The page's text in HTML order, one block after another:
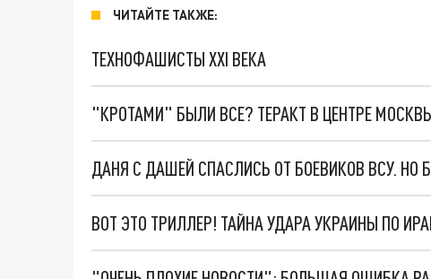
ЧИТАЙТЕ ТАКЖЕ:
ТЕХНОФАШИСТЫ XXI ВЕКА
"КРОТАМИ" БЫЛИ ВСЕ? ТЕРАКТ В ЦЕНТРЕ
ДАНЯ С ДАШЕЙ СПАСЛИСЬ ОТ БОЕВИКОВ ВСУ.
ВОТ ЭТО ТРИЛЛЕР! ТАЙНА УДАРА УКРАИНЫ ПО